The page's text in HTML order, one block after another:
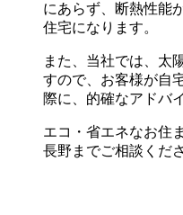
にあらず、断熱性能
住宅になります。
また、当社では、太
すので、お客様が自
際に、的確なアドバ
エコ・省エネなお住
長野までご相談くだ